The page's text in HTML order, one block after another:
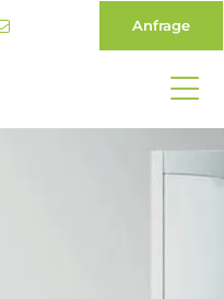
Anfrage